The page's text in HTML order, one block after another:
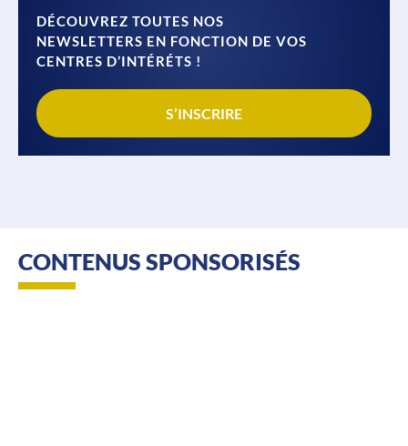
DÉCOUVREZ TOUTES NOS
NEWSLETTERS EN FONCTION DE VOS
CENTRES D’INTÉRÉTS !
S’INSCRIRE
CONTENUS SPONSORISÉS